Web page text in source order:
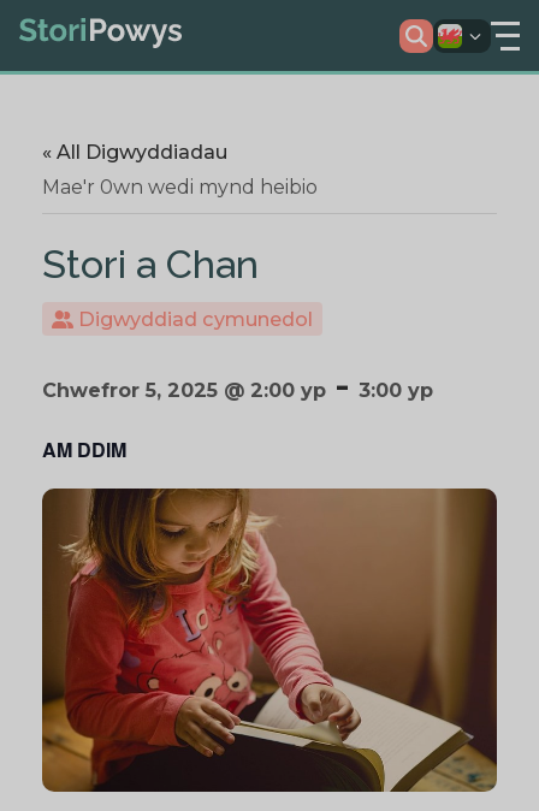
« All Digwyddiadau
Mae'r 0wn wedi mynd heibio
Stori a Chan
Digwyddiad cymunedol
Chwefror 5, 2025 @ 2:00 yp - 3:00 yp
AM DDIM